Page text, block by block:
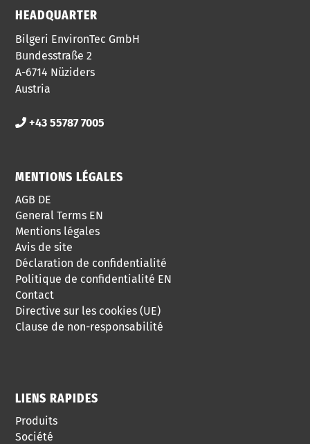
HEADQUARTER
Bilgeri EnvironTec GmbH
Bundesstraße 2
A-6714 Nüziders
Austria
+43 55787 7005
MENTIONS LÉGALES
AGB DE
General Terms EN
Mentions légales
Avis de site
Déclaration de confidentialité
Politique de confidentialité EN
Contact
Directive sur les cookies (UE)
Clause de non-responsabilité
LIENS RAPIDES
Produits
Société